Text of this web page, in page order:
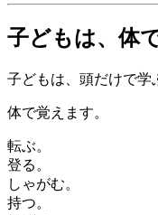
子どもは、体
子どもは、頭だけで学
体で覚えます。
転ぶ。
登る。
しゃがむ。
持つ。